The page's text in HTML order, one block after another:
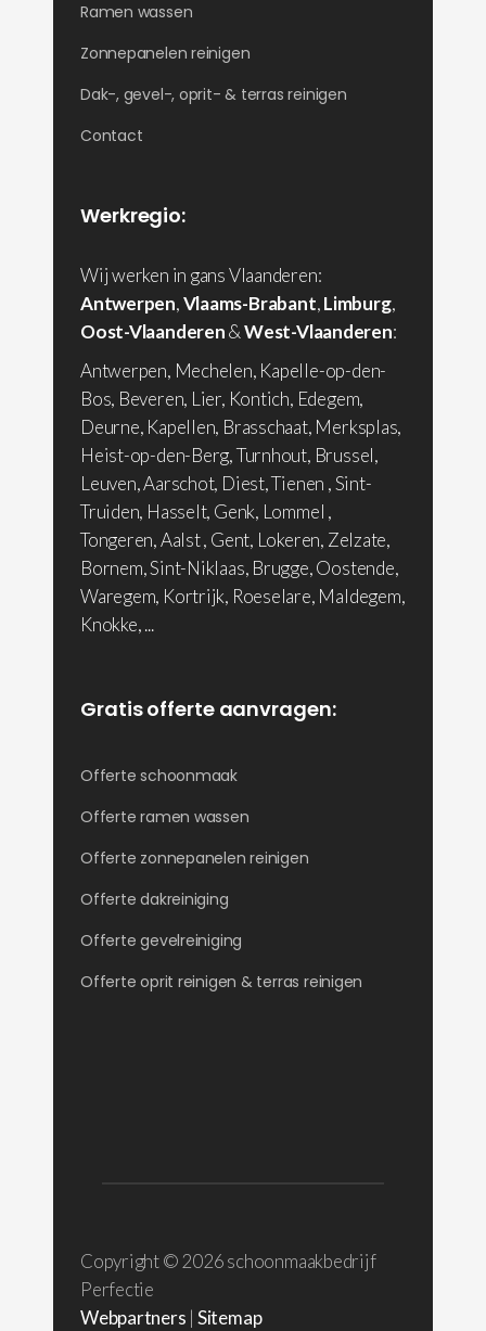
Ramen wassen
Zonnepanelen reinigen
Dak-, gevel-, oprit- & terras reinigen
Contact
Werkregio:
Wij werken in gans Vlaanderen:
Antwerpen,Vlaams-Brabant,Limburg,
Oost-Vlaanderen&West-Vlaanderen:
Antwerpen, Mechelen, Kapelle-op-den-
Bos, Beveren, Lier, Kontich, Edegem,
Deurne, Kapellen, Brasschaat, Merksplas,
Heist-op-den-Berg, Turnhout, Brussel,
Leuven, Aarschot, Diest, Tienen , Sint-
Truiden, Hasselt, Genk, Lommel ,
Tongeren, Aalst , Gent, Lokeren, Zelzate,
Bornem, Sint-Niklaas, Brugge, Oostende,
Waregem, Kortrijk, Roeselare, Maldegem,
Knokke, ...
Gratis offerte aanvragen:
Offerte schoonmaak
Offerte ramen wassen
Offerte zonnepanelen reinigen
Offerte dakreiniging
Offerte gevelreiniging
Offerte oprit reinigen & terras reinigen
Copyright © 2026 schoonmaakbedrijf
Perfectie
Webpartners | Sitemap